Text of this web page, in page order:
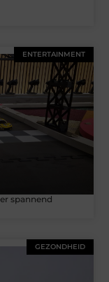
ENTERTAINMENT
spannend
GEZONDHEID